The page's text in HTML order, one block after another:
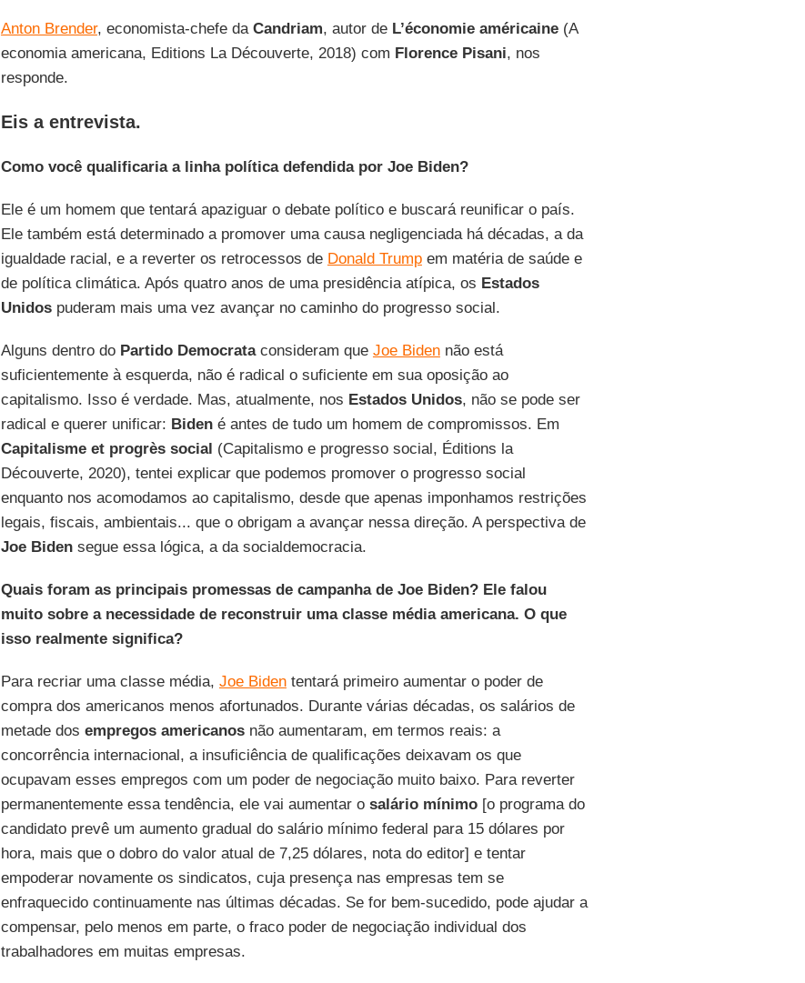
Anton Brender, economista-chefe da Candriam, autor de L’économie américaine(A
economia americana, Editions La Découverte, 2018) com Florence Pisani, nos
responde.
Eis a entrevista.
Como você qualificaria a linha política defendida por Joe Biden?
Ele é um homem que tentará apaziguar o debate político e buscará reunificar o país.
Ele também está determinado a promover uma causa negligenciada há décadas, a da
igualdade racial, e a reverter os retrocessos de Donald Trumpem matéria de saúde e
de política climática. Após quatro anos de uma presidência atípica, os Estados
Unidospuderam mais uma vez avançar no caminho do progresso social.
Alguns dentro do Partido Democrataconsideram que Joe Bidennão está
suficientemente à esquerda, não é radical o suficiente em sua oposição ao
capitalismo. Isso é verdade. Mas, atualmente, nos Estados Unidos, não se pode ser
radical e querer unificar: Bidené antes de tudo um homem de compromissos. Em
Capitalisme et progrès social (Capitalismo e progresso social, Éditions la
Découverte, 2020), tentei explicar que podemos promover o progresso social
enquanto nos acomodamos ao capitalismo, desde que apenas imponhamos restrições
legais, fiscais, ambientais... que o obrigam a avançar nessa direção. A perspectiva de
Joe Biden segue essa lógica, a da socialdemocracia.
Quais foram as principais promessas de campanha de Joe Biden? Ele falou
muito sobre a necessidade de reconstruir uma classe média americana. O que
isso realmente significa?
Para recriar uma classe média, Joe Bidententará primeiro aumentar o poder de
compra dos americanos menos afortunados. Durante várias décadas, os salários de
metade dos empregos americanosnão aumentaram, em termos reais: a
concorrência internacional, a insuficiência de qualificações deixavam os que
ocupavam esses empregos com um poder de negociação muito baixo. Para reverter
permanentemente essa tendência, ele vai aumentar o salário mínimo[o programa do
candidato prevê um aumento gradual do salário mínimo federal para 15 dólares por
hora, mais que o dobro do valor atual de 7,25 dólares, nota do editor] e tentar
empoderar novamente os sindicatos, cuja presença nas empresas tem se
enfraquecido continuamente nas últimas décadas. Se for bem-sucedido, pode ajudar a
compensar, pelo menos em parte, o fraco poder de negociação individual dos
trabalhadores em muitas empresas.